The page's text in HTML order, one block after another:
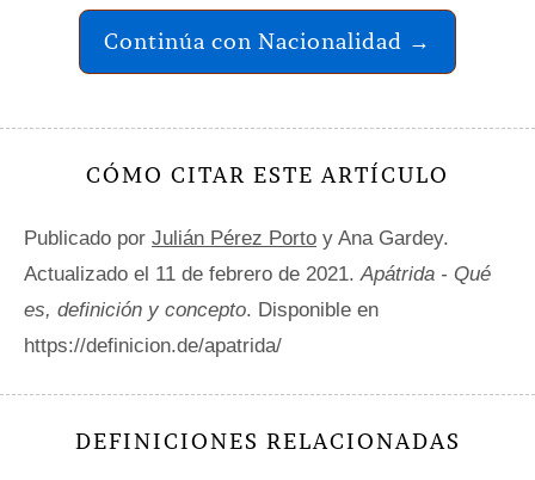
Continúa con Nacionalidad →
CÓMO CITAR ESTE ARTÍCULO
Publicado por Julián Pérez Porto y Ana Gardey.
Actualizado el 11 de febrero de 2021.Apátrida - Qué
es, definición y concepto. Disponible en
https://definicion.de/apatrida/
DEFINICIONES RELACIONADAS